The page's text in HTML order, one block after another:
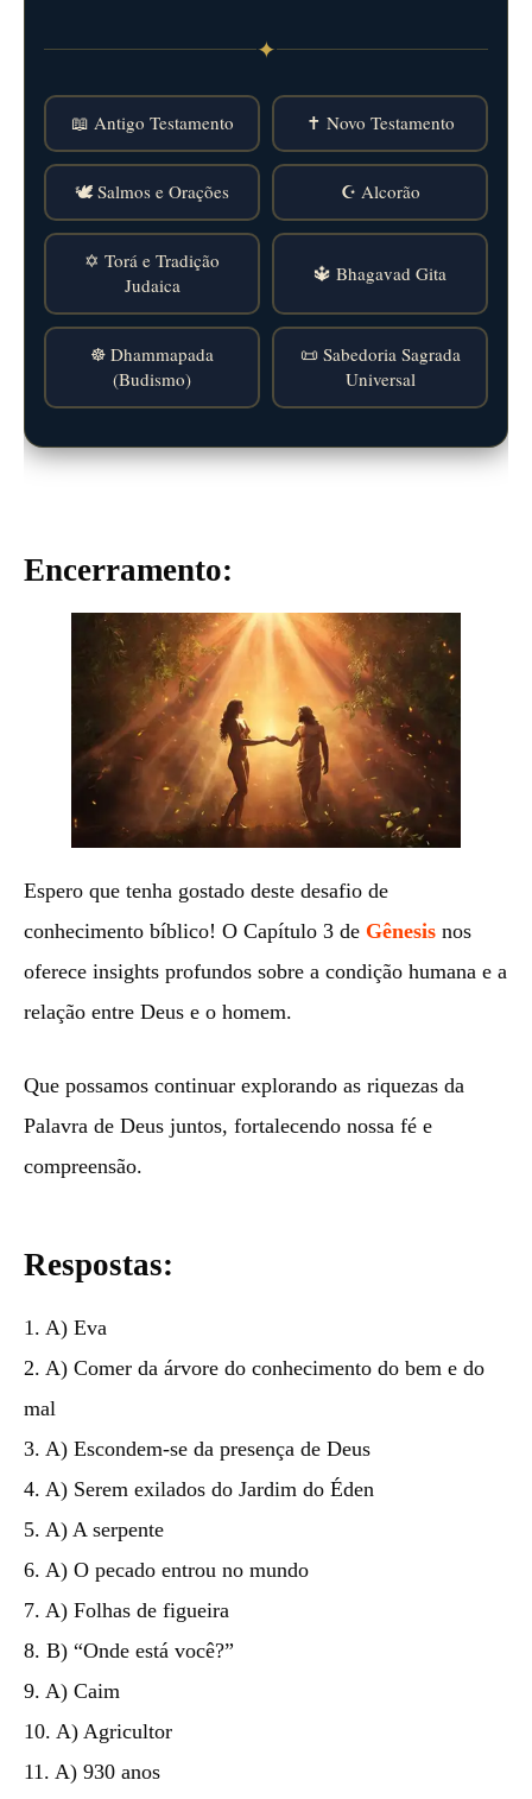
✦
📖 Antigo Testamento ✝️ Novo Testamento
🕊️ Salmos e Orações ☪️ Alcorão
✡️ Torá e Tradição
Judaica
🔱 Bhagavad Gita
☸️ Dhammapada
(Budismo)
📜 Sabedoria Sagrada
Universal
Encerramento:
Espero que tenha gostado deste desafio de
conhecimento bíblico! O Capítulo 3 de Gênesis nos
oferece insights profundos sobre a condição humana e a
relação entre Deus e o homem.
Que possamos continuar explorando as riquezas da
Palavra de Deus juntos, fortalecendo nossa fé e
compreensão.
Respostas:
1. A) Eva
2. A) Comer da árvore do conhecimento do bem e do
mal
3. A) Escondem-se da presença de Deus
4. A) Serem exilados do Jardim do Éden
5. A) A serpente
6. A) O pecado entrou no mundo
7. A) Folhas de figueira
8. B) “Onde está você?”
9. A) Caim
10. A) Agricultor
11. A) 930 anos